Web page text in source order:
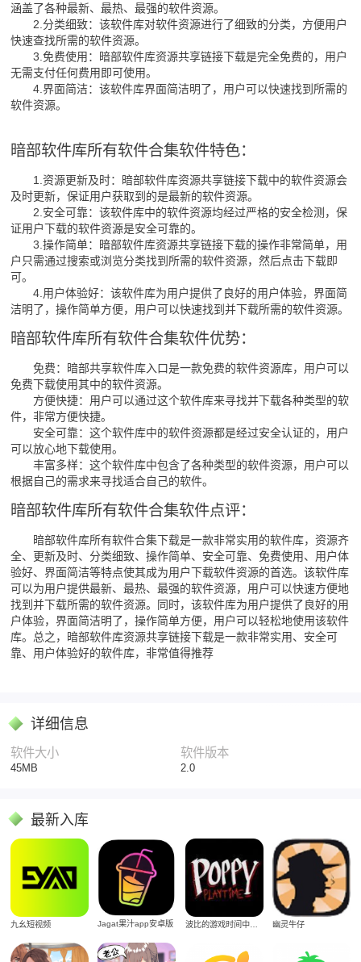
涵盖了各种最新、最热、最强的软件资源。
2.分类细致：该软件库对软件资源进行了细致的分类，方便用户
快速查找所需的软件资源。
3.免费使用：暗部软件库资源共享链接下载是完全免费的，用户
无需支付任何费用即可使用。
4.界面简洁：该软件库界面简洁明了，用户可以快速找到所需的
软件资源。
暗部软件库所有软件合集软件特色：
1.资源更新及时：暗部软件库资源共享链接下载中的软件资源会
及时更新，保证用户获取到的是最新的软件资源。
2.安全可靠：该软件库中的软件资源均经过严格的安全检测，保
证用户下载的软件资源是安全可靠的。
3.操作简单：暗部软件库资源共享链接下载的操作非常简单，用
户只需通过搜索或浏览分类找到所需的软件资源，然后点击下载即
可。
4.用户体验好：该软件库为用户提供了良好的用户体验，界面简
洁明了，操作简单方便，用户可以快速找到并下载所需的软件资源。
暗部软件库所有软件合集软件优势：
免费：暗部共享软件库入口是一款免费的软件资源库，用户可以
免费下载使用其中的软件资源。
方便快捷：用户可以通过这个软件库来寻找并下载各种类型的软
件，非常方便快捷。
安全可靠：这个软件库中的软件资源都是经过安全认证的，用户
可以放心地下载使用。
丰富多样：这个软件库中包含了各种类型的软件资源，用户可以
根据自己的需求来寻找适合自己的软件。
暗部软件库所有软件合集软件点评：
暗部软件库所有软件合集下载是一款非常实用的软件库，资源齐
全、更新及时、分类细致、操作简单、安全可靠、免费使用、用户体
验好、界面简洁等特点使其成为用户下载软件资源的首选。该软件库
可以为用户提供最新、最热、最强的软件资源，用户可以快速方便地
找到并下载所需的软件资源。同时，该软件库为用户提供了良好的用
户体验，界面简洁明了，操作简单方便，用户可以轻松地使用该软件
库。总之，暗部软件库资源共享链接下载是一款非常实用、安全可
靠、用户体验好的软件库，非常值得推荐
详细信息
软件大小
45MB
软件版本
2.0
最新入库
九幺短视频 Jagat果汁app安卓版 波比的游戏时间中文版 幽灵牛仔